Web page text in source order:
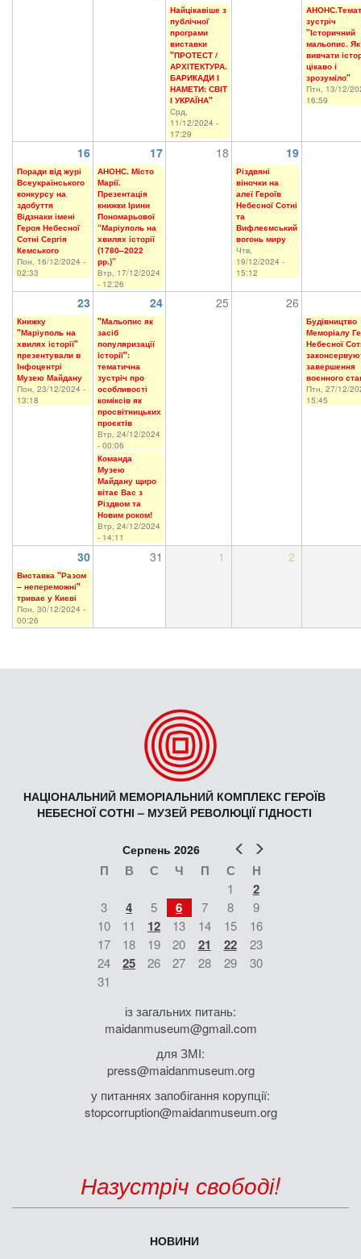
Найцікавіше з
публічної
програми
виставки
"ПРОТЕСТ /
АРХІТЕКТУРА.
БАРИКАДИ І
НАМЕТИ: СВІТ
І УКРАЇНА"
Срд,
11/12/2024 -
17:29
зустріч
"Історичний
мальопис. Як
вивчати
цікаво і
зрозуміло"
Птн, 13/12/
16:59
16 17 18 19
Поради від журі
Всеукраїнського
конкурсу на
здобуття
Відзнаки імені
Героя Небесної
Сотні Сергія
Кемського
Пон, 16/12/2024 -
02:33
АНОНС. Місто
Марії.
Презентація
книжки Ірини
Пономарьової
“Маріуполь на
хвилях історії
(1780–2022
рр.)”
Втр, 17/12/2024
- 12:26
Різдвяні
віночки на
алеї Героїв
Небесної Сотні
та
Вифлеємський
вогонь миру
Чтв,
19/12/2024 -
15:12
23 24 25 26
Книжку
"Маріуполь на
хвилях історії"
презентували в
Інфоцентрі
Музею Майдану
Пон, 23/12/2024 -
13:18
"Мальопис як
засіб
популяризації
історії":
тематична
зустріч про
особливості
коміксів як
просвітницьких
проєктів
Втр, 24/12/2024
- 00:06
Команда
Музею
Майдану щиро
вітає Вас з
Різдвом та
Новим роком!
Втр, 24/12/2024
- 14:11
Будівництво
Меморіалу
Небесної
завершення
воєнного
Птн, 27/12/
15:45
30 31 1 2
Виставка "Разом
– непереможні"
триває у Києві
Пон, 30/12/2024 -
00:26
НАЦІОНАЛЬНИЙ МЕМОРІАЛЬНИЙ КОМПЛЕКС ГЕРОЇВ
НЕБЕСНОЇ СОТНІ – МУЗЕЙ РЕВОЛЮЦІЇ ГІДНОСТІ
Попер
Серпень 2026
П В С Ч П С Н
1 2
3 4 5 6 7 8
9
10
11 12 13 14 15
16
17
18 19 20 21 22
23
24
25 26 27 28 29
30
31
із загальних питань:
maidanmuseum@gmail.com
для ЗМІ:
press@maidanmuseum.org
у питаннях запобігання корупції:
stopcorruption@maidanmuseum.org
Назустріч свободі!
НОВИНИ